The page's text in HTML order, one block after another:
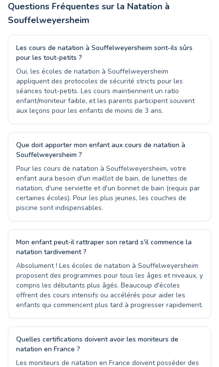
Questions Fréquentes sur la Natation à
Souffelweyersheim
Les cours de natation à Souffelweyersheim sont-ils sûrs
pour les tout-petits ?
Oui, les écoles de natation à Souffelweyersheim
appliquent des protocoles de sécurité stricts pour les
séances tout-petits. Les cours maintiennent un ratio
enfant/moniteur faible, et les parents participent souvent
aux leçons pour les enfants de moins de 3 ans.
Que doit apporter mon enfant aux cours de natation à
Souffelweyersheim ?
Pour les cours de natation à Souffelweyersheim, votre
enfant aura besoin d'un maillot de bain, de lunettes de
natation, d'une serviette et d'un bonnet de bain (requis par
certaines écoles). Pour les plus jeunes, les couches de
piscine sont indispensables.
Mon enfant peut-il rattraper son retard s'il commence la
natation tardivement ?
Absolument ! Les écoles de natation à Souffelweyersheim
proposent des programmes pour tous les âges et niveaux, y
compris les débutants plus âgés. Beaucoup d'écoles
offrent des cours intensifs ou accélérés pour aider les
enfants qui commencent plus tard à progresser rapidement.
Quelles certifications doivent avoir les moniteurs de
natation en France ?
Les moniteurs de natation en France doivent posséder des